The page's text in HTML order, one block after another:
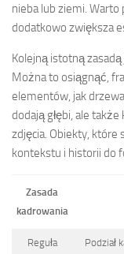
nieba lub ziemi. Warto
dodatkowo zwiększa
Kolejną istotną
Można to osiągnąć,
elementów, jak
dodają głębi, ale
zdjęcia. Obiekty,
kontekstu i historii do
Zasada
kadrowania
Reguła
Podział